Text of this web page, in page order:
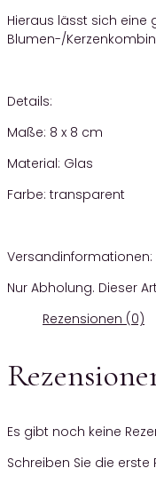
Hieraus lässt sich eine
Blumen-/
Details:
Maße: 8 x 8 cm
Material: Glas
Farbe: transparent
Versandinformationen:
Nur Abholung. Dieser
Rezensionen (0)
Es gibt noch keine
Schreiben Sie die erste